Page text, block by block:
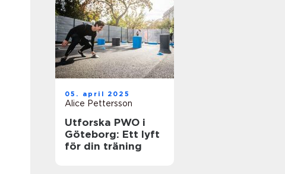
05. april 2025
Alice Pettersson
Utforska PWO i
Göteborg: Ett lyft
för din träning